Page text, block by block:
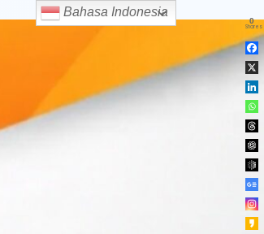
0
Shares
Bahasa Indonesia